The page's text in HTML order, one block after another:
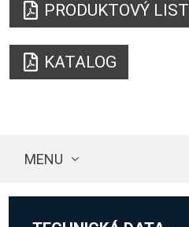
PRODUKTOVÝ LIST
KATALOG
MENU